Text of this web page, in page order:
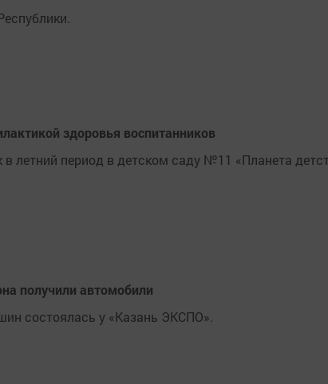
здоровья воспитанников
летний период в детском саду №11 «Планета
получили автомобили
состоялась у «Казань ЭКСПО».